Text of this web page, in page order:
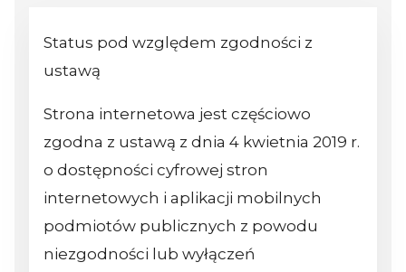
Status pod względem zgodności z
ustawą
Strona internetowa jest częściowo
zgodna z ustawą z dnia 4 kwietnia 2019 r.
o dostępności cyfrowej stron
internetowych i aplikacji mobilnych
podmiotów publicznych z powodu
niezgodności lub wyłączeń